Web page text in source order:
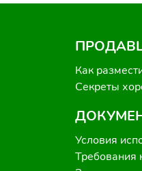
Как
Секреты
Условия
Требования